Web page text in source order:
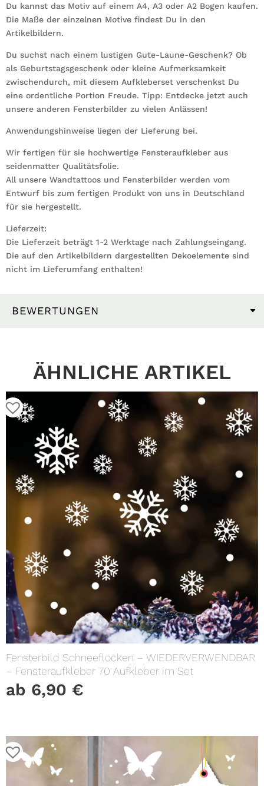
Du kannst das Motiv auf einem A4, A3 oder A2 Bogen kaufen.
Die Maße der einzelnen Motive findest Du in den
Artikelbildern.
Du suchst nach einem lustigen Gute-Laune-Geschenk? Ob
als Geburtstagsgeschenk oder kleine Aufmerksamkeit
zwischendurch, mit diesem Aufkleberset verschenkst Du
eine ordentliche Portion Freude. Tipp: Entdecke jetzt auch
unsere anderen Fensterbilder zu vielen Anlässen!
Anwendungshinweise liegen der Lieferung bei.
Wir fertigen für sie hochwertige Fensteraufkleber aus
seidenmatter Qualitätsfolie.
All unsere Wandtattoos und Fensterbilder werden vom
Entwurf bis zum fertigen Produkt von uns in Deutschland
für sie hergestellt.
Lieferzeit:
Die Lieferzeit beträgt 1-2 Werktage nach Zahlungseingang.
Die auf den Artikelbildern dargestellten Dekoelemente sind
nicht im Lieferumfang enthalten!
BEWERTUNGEN
ÄHNLICHE ARTIKEL
Fensterbild Schneeflocken – WIEDERVERWENDBAR
– Fensteraufkleber 70 Aufkleber im Set
ab 6,90 €